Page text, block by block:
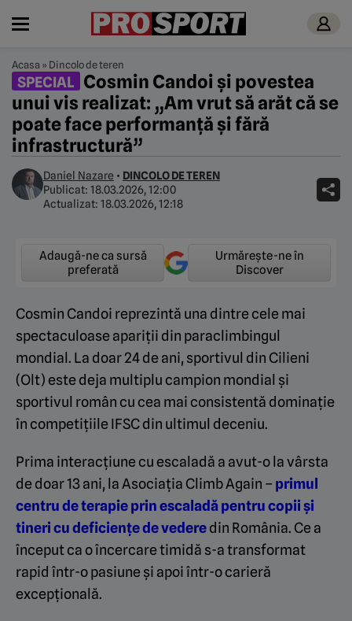
Acasa » Dincolo de teren
SPECIAL Cosmin Candoi și povestea
unui vis realizat: „Am vrut să arăt că se
poate face performanță și fără
infrastructură”
Daniel Nazare • DINCOLO DE TEREN
Publicat: 18.03.2026, 12:00
Actualizat: 18.03.2026, 12:18
Adaugă-ne ca sursă
preferată
Urmărește-ne în
Discover
Cosmin Candoi reprezintă una dintre cele mai
spectaculoase apariții din paraclimbingul
mondial. La doar 24 de ani, sportivul din Cilieni
(Olt) este deja multiplu campion mondial și
sportivul român cu cea mai consistentă dominație
în competițiile IFSC din ultimul deceniu.
Prima interacțiune cu escaladă a avut-o la vârsta
de doar 13 ani, la Asociația Climb Again – primul
centru de terapie prin escaladă pentru copii și
tineri cu deficiențe de vederedin România. Ce a
început ca o încercare timidă s-a transformat
rapid într-o pasiune și apoi într-o carieră
excepțională.